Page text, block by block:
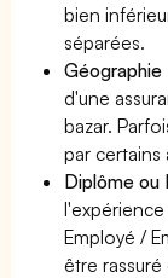
bien
séparées.
d'une
bazar.
par certains
Diplôme ou
Employé /
être